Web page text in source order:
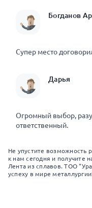
Богданов
Супер место
Дарья
Огромный выбор,
ответственный.
Не упустите возможность
к нам сегодня и получите
Лента из сплавов. ТОО
успеху в мире